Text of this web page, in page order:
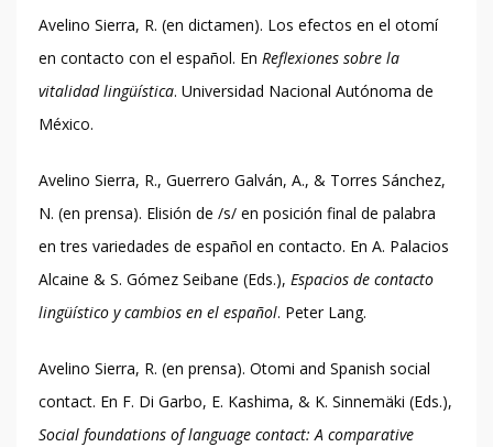
Avelino Sierra, R. (en dictamen). Los efectos en el otomí
en contacto con el español. En Reflexiones sobre la
vitalidad lingüística. Universidad Nacional Autónoma de
México.
Avelino Sierra, R., Guerrero Galván, A., & Torres Sánchez,
N. (en prensa). Elisión de /s/ en posición final de palabra
en tres variedades de español en contacto. En A. Palacios
Alcaine & S. Gómez Seibane (Eds.), Espacios de contacto
lingüístico y cambios en el español. Peter Lang.
Avelino Sierra, R. (en prensa). Otomi and Spanish social
contact. En F. Di Garbo, E. Kashima, & K. Sinnemäki (Eds.),
Social foundations of language contact: A comparative